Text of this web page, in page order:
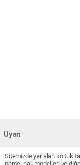
Uyarı
Sitemizde yer alan koltuk
perde, halı modelleri ve